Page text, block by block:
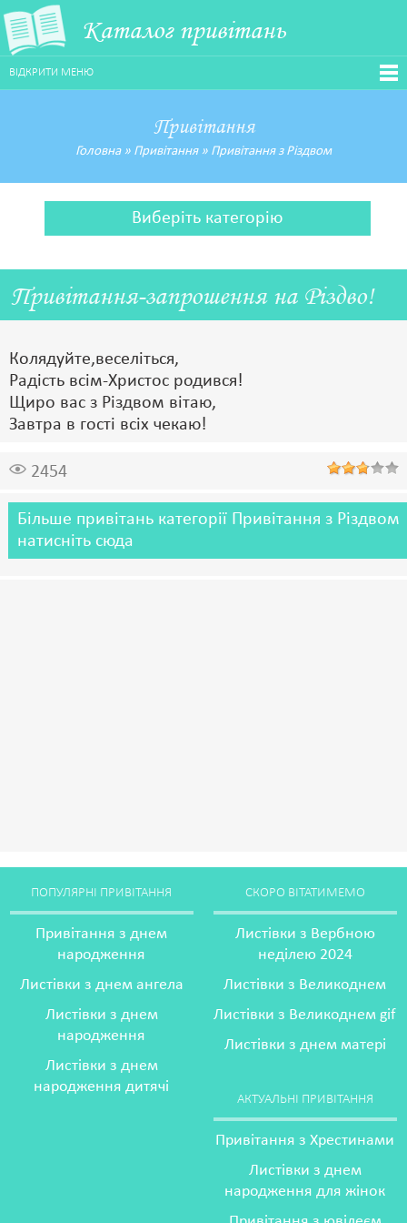
Каталог привітань
ВІДКРИТИ МЕНЮ
Привітання
Головна» Привітання» Привітання з Різдвом
Виберіть категорію
Привітання-запрошення на Різдво!
Колядуйте,веселіться,
Радість всім-Христос родився!
Щиро вас з Різдвом вітаю,
Завтра в гості всіх чекаю!
2454
Більше привітань категорії Привітання з Різдвом
натисніть сюда
ПОПУЛЯРНІ ПРИВІТАННЯ
Привітання з днем
народження
Листівки з днем ангела
Листівки з днем
народження
Листівки з днем
народження дитячі
СКОРО ВІТАТИМЕМО
Листівки з Вербною
неділею 2024
Листівки з Великоднем
Листівки з Великоднем gif
Листівки з днем матері
АКТУАЛЬНІ ПРИВІТАННЯ
Привітання з Хрестинами
Листівки з днем
народження для жінок